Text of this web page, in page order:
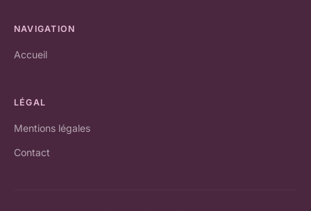
NAVIGATION
Accueil
LÉGAL
Mentions légales
Contact